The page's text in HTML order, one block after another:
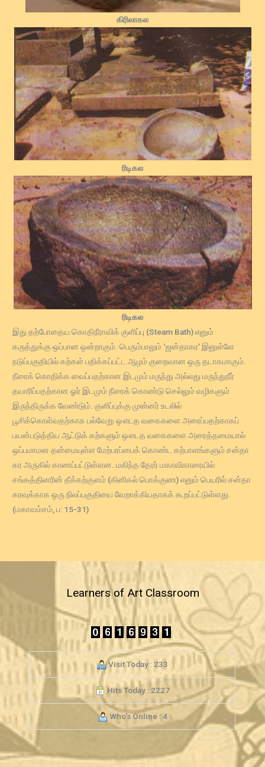
கிரிலாகல
ரிடிகல
ரிடிகல
இது தற்போதைய கொதிநீராவிக் குளிப்பு (Steam Bath) எனும்
கருத்துக்கு ஒப்பான ஒன்றாகும். பெரும்பாலும் ‘ஜன்தாகர’ இனுள்ளே
நடுப்பகுதியில் கற்கள் பதிக்கப்பட்ட ஆழம் குறைவான ஒரு தடாகமாகும்.
நீரைக் கொதிக்க வைப்பதற்கான இடமும் மருந்து அல்லது மருந்துநீர்
தயாரிப்பதற்கான ஓர் இடமும் நீரைக் கொண்டு செல்லும் வழிகளும்
இருந்திருக்க வேண்டும். குளிப்புக்கு முன்னர் உடலில்
பூசிக்கொள்வதற்காக பல்வேறு ஔடத வகைகளை அரைப்பதற்காகப்
பயன்படுத்திய ஆட்டுக் கற்களும் ஔடத வகைகளை அரைத்தமையால்
ஒப்பமாமன தன்மையுள்ள மேற்பரப்பைக் கொண்ட கற்பாளங்களும் சன்தா
கர அருகில் காணப்பட்டுள்ளன. மகிந்த தேரர் மகாவிகாரையில்
சங்கத்தினரின் தீக்கற்குளம் (கினிகல் பொக்குண) எனும் பெயரில் சன்தா
கரவுக்காக ஒரு நிலப்பகுதியை வேறாக்கியதாகக் கூறப்பட்டுள்ளது.
(மகாவம்சம், ப: 15-31)
Learners of Art Classroom
Visit Today : 233
Hits Today : 2227
Who's Online : 4